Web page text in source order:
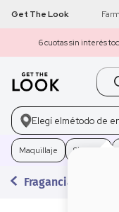
Get The Look
6 cuotas sin interés
Buscar
Elegí elmétodo de
Maquillaje Skincare
Fragancias
1 get the look
2 máscara pestañas
loreal
4. brochas